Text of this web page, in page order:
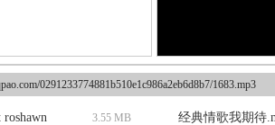
0291233774881b510e1c986a2eb6d8b7/1683.mp3
roshawn 3.55 MB
经典情歌我期待